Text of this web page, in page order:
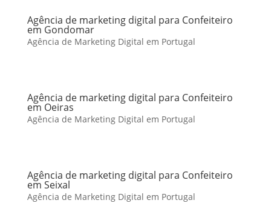
Agência de marketing digital para Confeiteiro
em Gondomar
Agência de Marketing Digital em Portugal
Agência de marketing digital para Confeiteiro
em Oeiras
Agência de Marketing Digital em Portugal
Agência de marketing digital para Confeiteiro
em Seixal
Agência de Marketing Digital em Portugal